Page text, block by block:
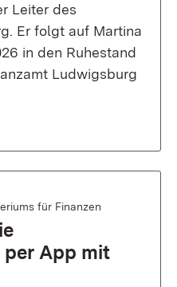
Leiter des
Er folgt auf Martina
in den Ruhestand
Ludwigsburg
für Finanzen
per App mit